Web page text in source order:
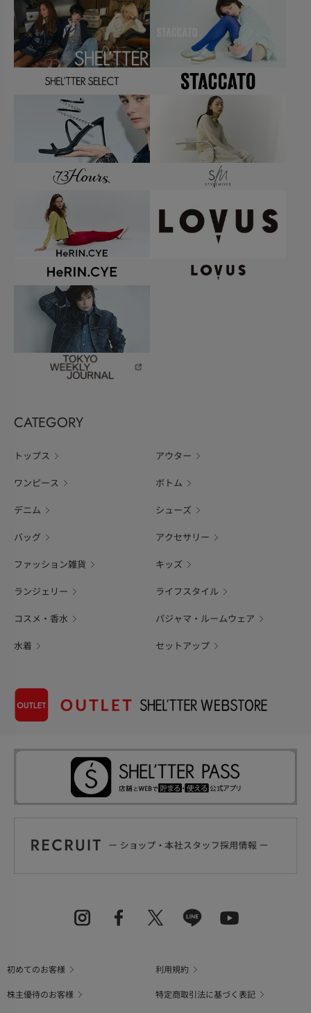
CATEGORY
トップス アウター
ワンピース ボトム
デニム シューズ
バッグ アクセサリー
ファッション雑貨 キッズ
ランジェリー ライフスタイル
コスメ・香水 パジャマ・ルームウェア
水着 セットアップ
初めてのお客様
利用規約
株主優待のお客様
特定商取引法に基づく表記